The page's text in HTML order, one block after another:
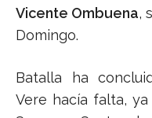
Vicente Ombuena,
Domingo.
Batalla ha
Vere hacía falta,